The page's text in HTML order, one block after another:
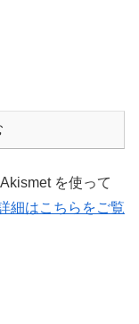
を使って
細はこちらをご覧